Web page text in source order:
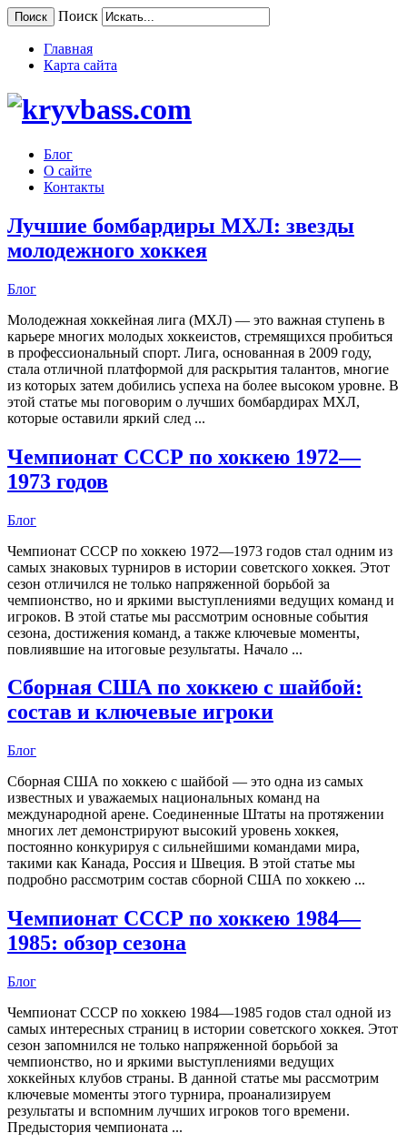
Поиск Поиск
Главная
Карта сайта
Блог
О сайте
Контакты
Лучшие бомбардиры МХЛ: звезды
молодежного хоккея
Блог
Молодежная хоккейная лига (МХЛ) — это важная ступень в
карьере многих молодых хоккеистов, стремящихся пробиться
в профессиональный спорт. Лига, основанная в 2009 году,
стала отличной платформой для раскрытия талантов, многие
из которых затем добились успеха на более высоком уровне. В
этой статье мы поговорим о лучших бомбардирах МХЛ,
которые оставили яркий след ...
Чемпионат СССР по хоккею 1972—
1973 годов
Блог
Чемпионат СССР по хоккею 1972—1973 годов стал одним из
самых знаковых турниров в истории советского хоккея. Этот
сезон отличился не только напряженной борьбой за
чемпионство, но и яркими выступлениями ведущих команд и
игроков. В этой статье мы рассмотрим основные события
сезона, достижения команд, а также ключевые моменты,
повлиявшие на итоговые результаты. Начало ...
Сборная США по хоккею с шайбой:
состав и ключевые игроки
Блог
Сборная США по хоккею с шайбой — это одна из самых
известных и уважаемых национальных команд на
международной арене. Соединенные Штаты на протяжении
многих лет демонстрируют высокий уровень хоккея,
постоянно конкурируя с сильнейшими командами мира,
такими как Канада, Россия и Швеция. В этой статье мы
подробно рассмотрим состав сборной США по хоккею ...
Чемпионат СССР по хоккею 1984—
1985: обзор сезона
Блог
Чемпионат СССР по хоккею 1984—1985 годов стал одной из
самых интересных страниц в истории советского хоккея. Этот
сезон запомнился не только напряженной борьбой за
чемпионство, но и яркими выступлениями ведущих
хоккейных клубов страны. В данной статье мы рассмотрим
ключевые моменты этого турнира, проанализируем
результаты и вспомним лучших игроков того времени.
Предыстория чемпионата ...